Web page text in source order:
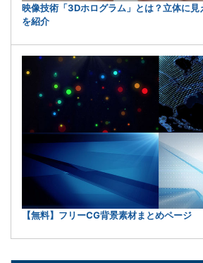
映像技術「3Dホログラム」とは？立体に見
を紹介
【無料】フリーCG背景素材まとめページ